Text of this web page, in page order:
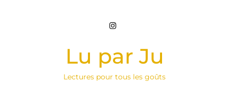
Lu par Ju
Lectures pour tous les goûts